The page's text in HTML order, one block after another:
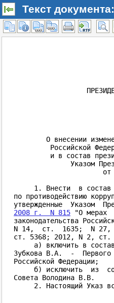
Текст документа: